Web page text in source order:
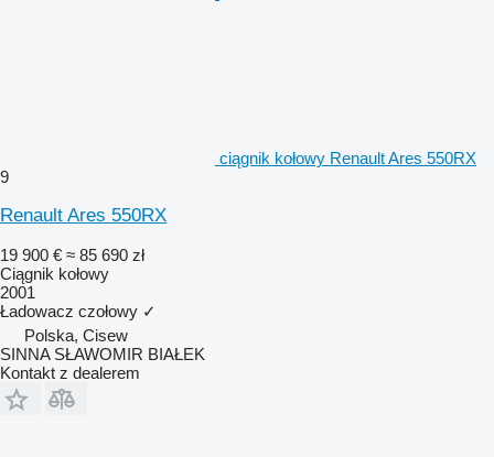
ciągnik kołowy Renault Ares 550RX
9
Renault Ares 550RX
19 900 € ≈ 85 690 zł
Ciągnik kołowy
2001
Ładowacz czołowy ✓
Polska, Cisew
SINNA SŁAWOMIR BIAŁEK
Kontakt z dealerem